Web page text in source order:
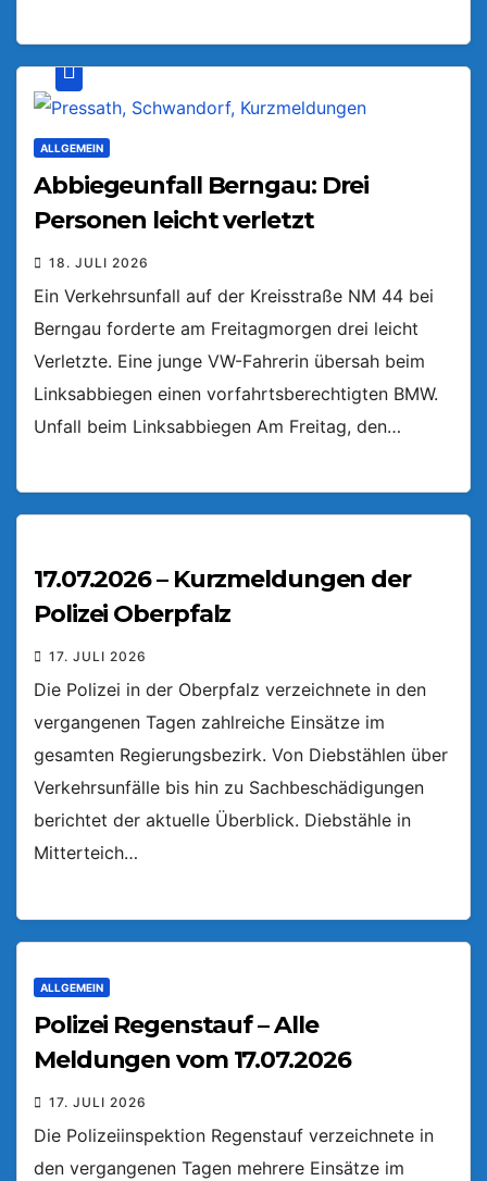
ALLGEMEIN
Abbiegeunfall Berngau: Drei
Personen leicht verletzt
18. JULI 2026
Ein Verkehrsunfall auf der Kreisstraße NM 44 bei
Berngau forderte am Freitagmorgen drei leicht
Verletzte. Eine junge VW-Fahrerin übersah beim
Linksabbiegen einen vorfahrtsberechtigten BMW.
Unfall beim Linksabbiegen Am Freitag, den…
17.07.2026 – Kurzmeldungen der
Polizei Oberpfalz
17. JULI 2026
Die Polizei in der Oberpfalz verzeichnete in den
vergangenen Tagen zahlreiche Einsätze im
gesamten Regierungsbezirk. Von Diebstählen über
Verkehrsunfälle bis hin zu Sachbeschädigungen
berichtet der aktuelle Überblick. Diebstähle in
Mitterteich…
ALLGEMEIN
Polizei Regenstauf – Alle
Meldungen vom 17.07.2026
17. JULI 2026
Die Polizeiinspektion Regenstauf verzeichnete in
den vergangenen Tagen mehrere Einsätze im